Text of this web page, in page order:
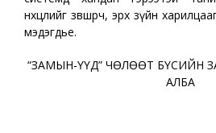
нөхцөлийг зөвшөөрч, эрх зүйн
мэдэгдье.
“ЗАМЫН-ҮҮД” ЧӨЛӨӨТ БҮСИЙН
АЛБА